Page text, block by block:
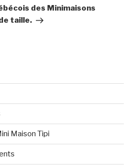
des Minimaisons
taille.
Maison Tipi